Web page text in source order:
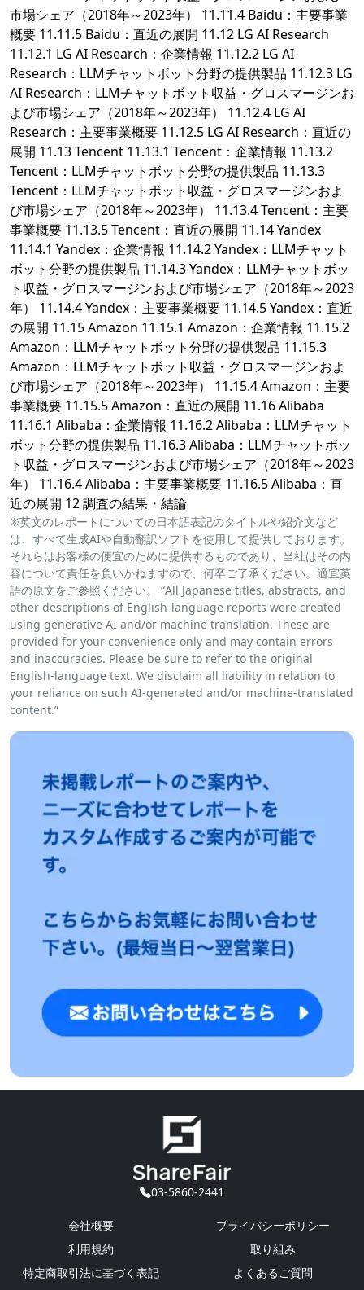
市場シェア（2018年～2023年） 11.11.4 Baidu：主要事業
概要 11.11.5 Baidu：直近の展開 11.12 LG AI Research
11.12.1 LG AI Research：企業情報 11.12.2 LG AI
Research：LLMチャットボット分野の提供製品 11.12.3 LG
AI Research：LLMチャットボット収益・グロスマージンお
よび市場シェア（2018年～2023年） 11.12.4 LG AI
Research：主要事業概要 11.12.5 LG AI Research：直近の
展開 11.13 Tencent 11.13.1 Tencent：企業情報 11.13.2
Tencent：LLMチャットボット分野の提供製品 11.13.3
Tencent：LLMチャットボット収益・グロスマージンおよ
び市場シェア（2018年～2023年） 11.13.4 Tencent：主要
事業概要 11.13.5 Tencent：直近の展開 11.14 Yandex
11.14.1 Yandex：企業情報 11.14.2 Yandex：LLMチャット
ボット分野の提供製品 11.14.3 Yandex：LLMチャットボッ
ト収益・グロスマージンおよび市場シェア（2018年～2023
年） 11.14.4 Yandex：主要事業概要 11.14.5 Yandex：直近
の展開 11.15 Amazon 11.15.1 Amazon：企業情報 11.15.2
Amazon：LLMチャットボット分野の提供製品 11.15.3
Amazon：LLMチャットボット収益・グロスマージンおよ
び市場シェア（2018年～2023年） 11.15.4 Amazon：主要
事業概要 11.15.5 Amazon：直近の展開 11.16 Alibaba
11.16.1 Alibaba：企業情報 11.16.2 Alibaba：LLMチャット
ボット分野の提供製品 11.16.3 Alibaba：LLMチャットボッ
ト収益・グロスマージンおよび市場シェア（2018年～2023
年） 11.16.4 Alibaba：主要事業概要 11.16.5 Alibaba：直
近の展開 12 調査の結果・結論
※英文のレポートについての日本語表記のタイトルや紹介文など
は、すべて生成AIや自動翻訳ソフトを使用して提供しております。
それらはお客様の便宜のために提供するものであり、当社はその内
容について責任を負いかねますので、何卒ご了承ください。適宜英
語の原文をご参照ください。 “All Japanese titles, abstracts, and
other descriptions of English-language reports were created
using generative AI and/or machine translation. These are
provided for your convenience only and may contain errors
and inaccuracies. Please be sure to refer to the original
English-language text. We disclaim all liability in relation to
your reliance on such AI-generated and/or machine-translated
content.”
03-5860-2441
会社概要
プライバシーポリシー
利用規約
取り組み
特定商取引法に基づく表記
よくあるご質問